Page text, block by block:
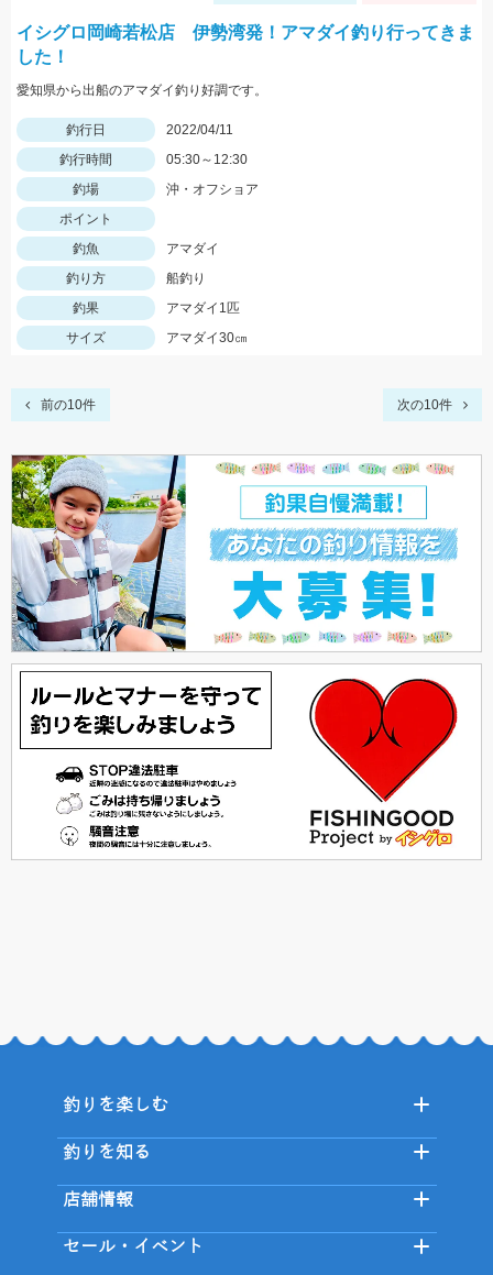
イシグロ岡崎若松店 伊勢湾発！アマダイ釣り行ってきま
した！
愛知県から出船のアマダイ釣り好調です。
釣行日
2022/04/11
釣行時間
05:30～12:30
釣場
沖・オフショア
ポイント
釣魚
アマダイ
釣り方
船釣り
釣果
アマダイ1匹
サイズ
アマダイ30㎝
前の10件 次の10件
釣りを楽しむ
釣りを知る
店舗情報
セール・イベント